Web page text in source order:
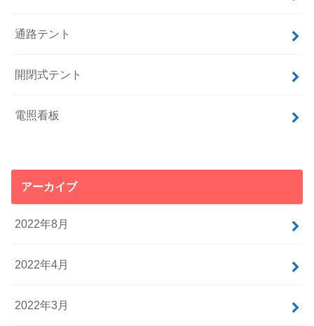
通路テント
開閉式テント
電照看板
アーカイブ
2022年8月
2022年4月
2022年3月